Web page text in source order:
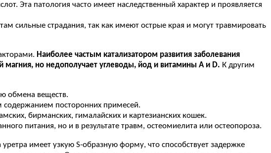
Эта патология часто имеет наследственный характер и проявляется
сильные страдания, так как имеют острые края и могут травмировать
Наиболее частым катализатором развития заболевания
магния, но недополучает углеводы, йод и витамины A и D. К другим
обмена веществ.
содержанием посторонних примесей.
бирманских, гималайских и картезианских кошек.
питания, но и в результате травм, остеомиелита или остеопороза.
имеет узкую S-образную форму, что способствует задержке